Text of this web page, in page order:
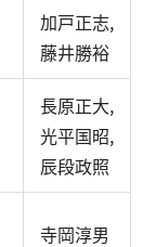
加戸正志,
藤井勝裕
長原正大,
光平国昭,
辰段政照
寺岡淳男